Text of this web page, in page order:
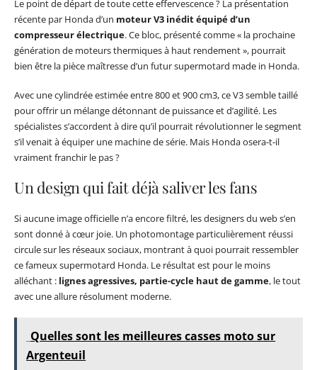
Le point de départ de toute cette effervescence ? La présentation
récente par Honda d’un moteur V3 inédit équipé d’un
compresseur électrique. Ce bloc, présenté comme « la prochaine
génération de moteurs thermiques à haut rendement », pourrait
bien être la pièce maîtresse d’un futur supermotard made in Honda.
Avec une cylindrée estimée entre 800 et 900 cm3, ce V3 semble taillé
pour offrir un mélange détonnant de puissance et d’agilité. Les
spécialistes s’accordent à dire qu’il pourrait révolutionner le segment
s’il venait à équiper une machine de série. Mais Honda osera-t-il
vraiment franchir le pas ?
Un design qui fait déjà saliver les fans
Si aucune image officielle n’a encore filtré, les designers du web s’en
sont donné à cœur joie. Un photomontage particulièrement réussi
circule sur les réseaux sociaux, montrant à quoi pourrait ressembler
ce fameux supermotard Honda. Le résultat est pour le moins
alléchant : lignes agressives, partie-cycle haut de gamme, le tout
avec une allure résolument moderne.
Quelles sont les meilleures casses moto sur
Argenteuil